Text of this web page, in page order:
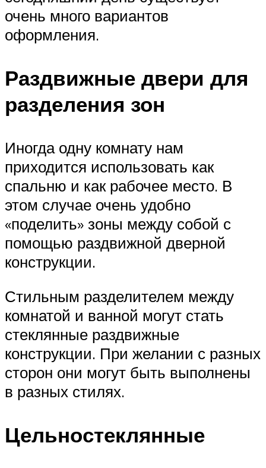
очень много вариантов
оформления.
Раздвижные двери для
разделения зон
Иногда одну комнату нам
приходится использовать как
спальню и как рабочее место. В
этом случае очень удобно
«поделить» зоны между собой с
помощью раздвижной дверной
конструкции.
Стильным разделителем между
комнатой и ванной могут стать
стеклянные раздвижные
конструкции. При желании с разных
сторон они могут быть выполнены
в разных стилях.
Цельностеклянные